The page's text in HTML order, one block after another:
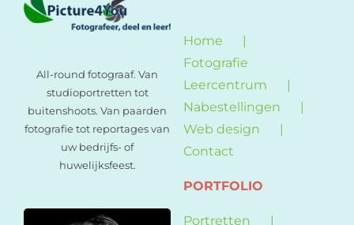
All-round fotograaf. Van
studioportretten tot
buitenshoots. Van paarden
fotografie tot reportages van
uw bedrijfs- of
huwelijksfeest.
Home
Fotografie
Leercentrum
Nabestellingen
Web design
Contact
PORTFOLIO
Portretten